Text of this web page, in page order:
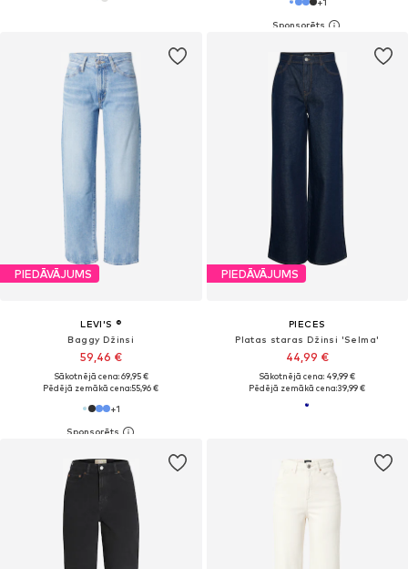
+1
PIEDĀVĀJUMS
LEVI'S ®
Baggy Džinsi
59,46 €
Sākotnējā cena: 69,95 €
Pēdējā zemākā cena:55,96 €
+1
PIEDĀVĀJUMS
PIECES
Platas staras Džinsi 'Selma'
44,99 €
Sākotnējā cena: 49,99 €
Pēdējā zemākā cena:39,99 €